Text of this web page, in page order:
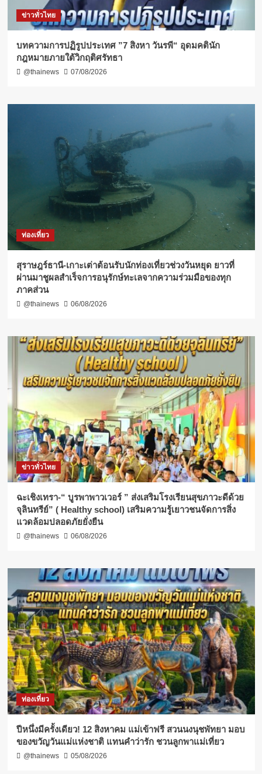
ข่าวทั่วไทย
บทความการปฏิรูปประเทศ ”7 สิงหา วันรพี“ อุดมคตินัก
กฎหมายภายใต้วิกฤติศรัทธา
@thainews 07/08/2026
ท่องเที่ยว
สุราษฎร์ธานี-เกาะเต่าต้อนรับนักท่องเที่ยวช่วงวันหยุด ยาวที่
ผ่านมาชูผลสำเร็จการอนุรักษ์ทะเลจากความร่วมมือของทุก
ภาคส่วน
@thainews 06/08/2026
ข่าวทั่วไทย
ฉะเชิงเทรา-​“ บูรพาพาวเวอร์ ” ส่งเสริมโรงเรียนสุขภาวะดีด้วย
จุลินทรีย์” ( Healthy school) เสริมความรู้เยาวชนจัดการสิ่ง
แวดล้อมปลอดภัยยั่งยืน
@thainews 06/08/2026
ท่องเที่ยว
ปีหนึ่งมีครั้งเดียว! 12 สิงหาคม แม่เข้าฟรี สวนนงนุชพัทยา มอบ
ของขวัญวันแม่แห่งชาติ แทนคำว่ารัก ชวนลูกพาแม่เที่ยว
@thainews 05/08/2026